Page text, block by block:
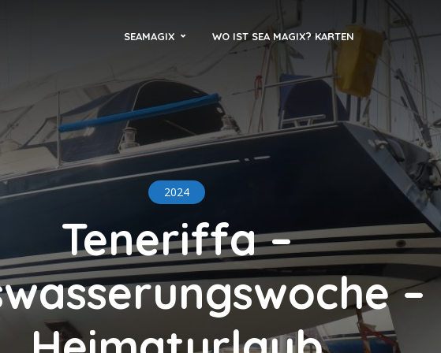
SEAMAGIX WO IST SEA MAGIX? KARTEN
2024
Teneriffa –
–